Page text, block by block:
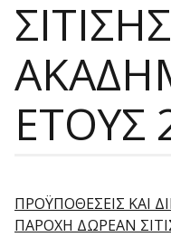
ΣΙΤΙΣΗΣ
ΕΤΟΥΣ
ΠΡΟΫΠΟΘΕΣΕΙΣ ΚΑΙ
ΠΑΡΟΧΗ ΔΩΡΕΑΝ